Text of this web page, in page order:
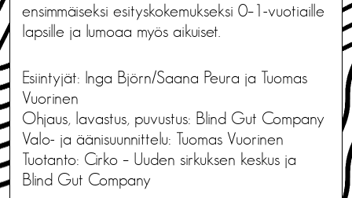
ensimmäiseksi esityskokemukseksi 0–1-vuotiaille
lapsille ja lumoaa myös aikuiset.
Esiintyjät: Inga Björn/Saana Peura ja Tuomas
Vuorinen
Ohjaus, lavastus, puvustus: Blind Gut Company
Valo- ja äänisuunnittelu: Tuomas Vuorinen
Tuotanto: Cirko – Uuden sirkuksen keskus ja
Blind Gut Company